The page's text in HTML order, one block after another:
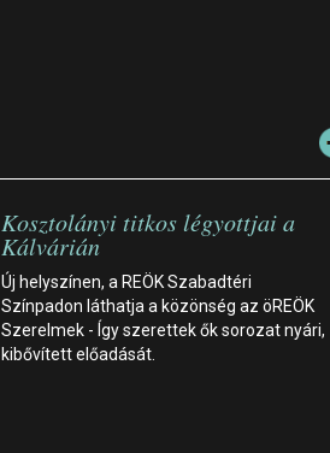
Kosztolányi titkos légyottjai a
Kálvárián
Új helyszínen, a REÖK Szabadtéri
Színpadon láthatja a közönség az öREÖK
Szerelmek - Így szerettek ők sorozat nyári,
kibővített előadását.